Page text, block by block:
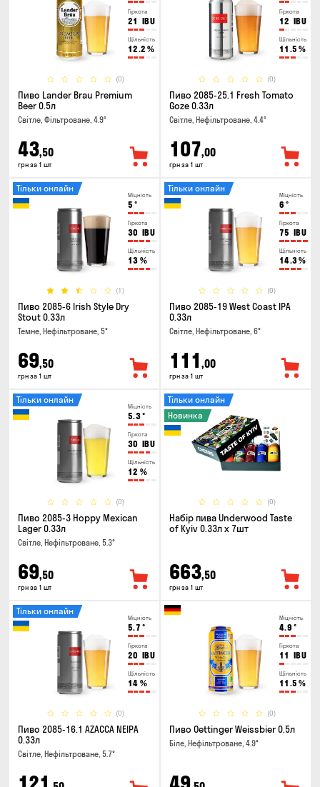
Гіркота
21 IBU
Щільність
12.2 %
(0)
Пиво Lander Brau Premium
Beer 0.5л
Світле, Фільтроване, 4.9°
43,50
грн за 1 шт
Гіркота
12 IBU
Щільність
11.5 %
(0)
Пиво 2085-25.1 Fresh Tomato
Goze 0.33л
Світле, Нефільтроване, 4.4°
107,00
грн за 1 шт
Міцність
5 °
Гіркота
30 IBU
Щільність
13 %
(1)
Тільки онлайн
Пиво 2085-6 Irish Style Dry
Stout 0.33л
Темне, Нефільтроване, 5°
69,50
грн за 1 шт
Міцність
6 °
Гіркота
75 IBU
Щільність
14.3%
(0)
Тільки онлайн
Пиво 2085-19 West Coast IPA
0.33л
Світле, Нефільтроване, 6°
111 ,00
грн за 1 шт
Міцність
5.3°
Гіркота
30 IBU
Щільність
12 %
(0)
Тільки онлайн
Пиво 2085-3 Hoppy Mexican
Lager 0.33л
Світле, Нефільтроване, 5.3°
69,50
грн за 1 шт
(0)
Тільки онлайн
Новинка
Набір пива Underwood Taste
of Kyiv 0.33л x 7шт
663,50
грн за 1 шт
Міцність
5.7 °
Гіркота
20 IBU
Щільність
14 %
(0)
Тільки онлайн
Пиво 2085-16.1 AZACCA NEIPA
0.33л
Світле, Нефільтроване, 5.7°
Міцність
4.9 °
Гіркота
11 IBU
Щільність
11.5 %
(0)
Пиво Oettinger Weissbier 0.5л
Біле, Нефільтроване, 4.9°